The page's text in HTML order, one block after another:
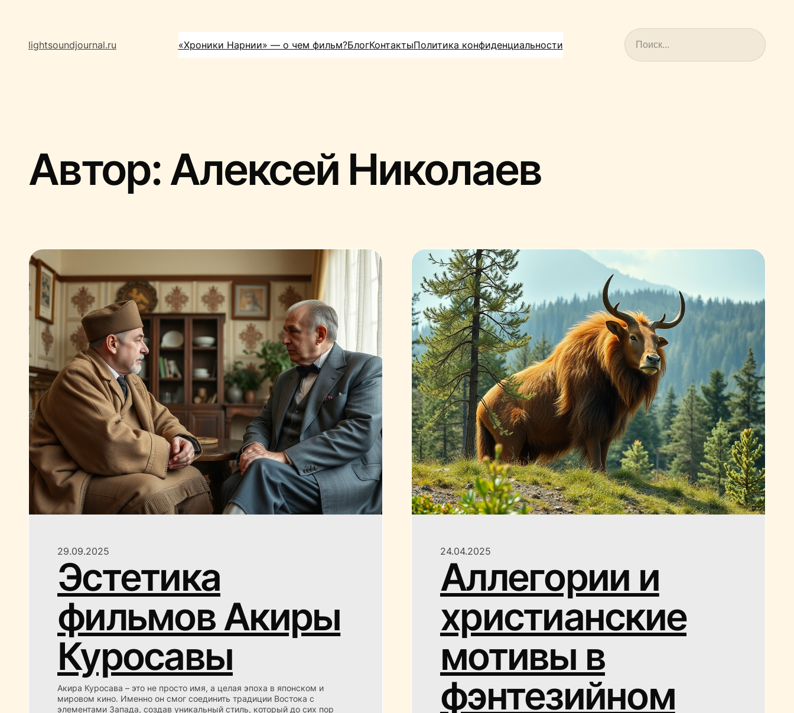
lightsoundjournal.ru
«Хроники Нарнии» — о чем фильм?БлогКонтактыПолитика конфиденциальности
Поиск
Автор:Алексей Николаев
29.09.2025
Эстетика
фильмов Акиры
Куросавы
Акира Куросава – это не просто имя, а целая эпоха в японском и
мировом кино. Именно он смог соединить традиции Востока с
элементами Запада, создав уникальный стиль, который до сих пор
24.04.2025
Аллегории и
христианские
мотивы в
фэнтезийном